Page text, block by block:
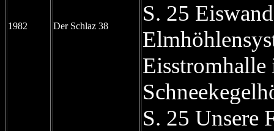
1982 Der Schlaz 38
S. 25
Eisstromhalle
S. 25 Unsere